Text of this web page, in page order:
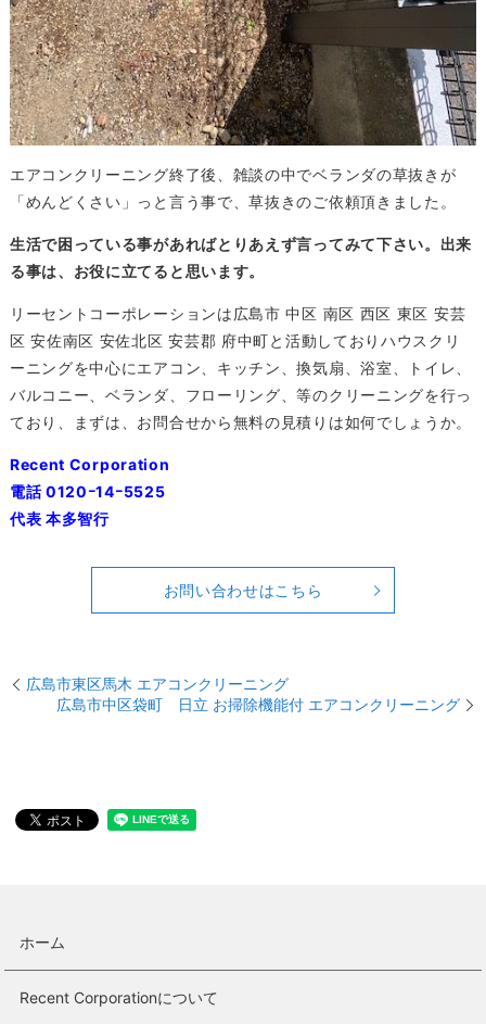
エアコンクリーニング終了後、雑談の中でベランダの草抜きが
「めんどくさい」っと言う事で、草抜きのご依頼頂きました。
生活で困っている事があればとりあえず言ってみて下さい。出来
る事は、お役に立てると思います。
リーセントコーポレーションは広島市 中区 南区 西区 東区 安芸
区 安佐南区 安佐北区 安芸郡 府中町と活動しておりハウスクリ
ーニングを中心にエアコン、キッチン、換気扇、浴室、トイレ、
バルコニー、ベランダ、フローリング、等のクリーニングを行っ
ており、まずは、お問合せから無料の見積りは如何でしょうか。
Recent Corporation
電話 0120ｰ14ｰ5525
代表 本多智行
お問い合わせはこちら
広島市東区馬木 エアコンクリーニング
広島市中区袋町 日立 お掃除機能付 エアコンクリーニング
ホーム
Recent Corporationについて